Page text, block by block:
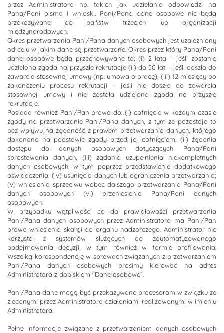
przez Administratora np. takich jak udzielania odpowiedzi na
Pana/Pani pisma i wnioski. Pani/Pana dane osobowe nie będą
przekazywane do państw trzecich lub organizacji
międzynarodowych.
Okres przetwarzania Pani/Pana danych osobowych jest uzależniony
od celu w jakim dane są przetwarzane. Okres przez który Pana/Pani
dane osobowe będą przechowywane to: (i) 2 lata – jeśli zostanie
udzielona zgoda na przyszłe rekrutacje (ii) do 50 lat – jeśli doszło do
zawarcia stosownej umowy (np. umowa o pracę), (iii) 12 miesięcy po
zakończeniu procesu rekrutacji – jeśli nie doszło do zawarcia
stosownej umowy i nie została udzielona zgoda na przyszłe
rekrutacje.
Posiada również Pani/Pan prawo do: (i) cofnięcia w każdym czasie
zgody na przetwarzanie Pani/Pana danych, z tym że pozostaje to
bez wpływu na zgodność z prawem przetwarzania danych, którego
dokonano na podstawie zgody przed jej cofnięciem, (ii) żądania
dostępu do danych osobowych dotyczących Pana/Pani
sprostowania danych, (iii) żądania uzupełnienia niekompletnych
danych osobowych, w tym poprzez przedstawienie dodatkowego
oświadczenia, (iv) usunięcia danych lub ograniczenia przetwarzania;
(v) wniesienia sprzeciwu wobec dalszego przetwarzania Pana/Pani
danych osobowych (vi) przeniesienia Pana/Pani danych
osobowych.
W przypadku wątpliwości co do prawidłowości przetwarzania
Pani/Pana danych osobowych przez Administratora ma Pani/Pan
prawo wniesienia skargi do organu nadzorczego. Administrator nie
korzysta z systemów służących do zautomatyzowanego
podejmowania decyzji, w tym również w formie profilowania.
Wszelką korespondencję w sprawach związanych z przetwarzaniem
Pani/Pana danych osobowych prosimy kierować na adres
Administratora z dopiskiem "Dane osobowe”.
Pani/Pana dane mogą być przekazywane procesorom w związku ze
zleconymi przez Administratora działaniami realizowanymi w imieniu
Administratora.
Pełne informacje związane z przetwarzaniem danych osobowych